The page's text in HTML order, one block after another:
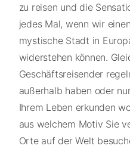
zu reisen und die
jedes Mal, wenn wir
mystische Stadt in
widerstehen können.
Geschäftsreisender
außerhalb haben oder
Ihrem Leben erkunden
aus welchem Motiv Sie
Orte auf der Welt